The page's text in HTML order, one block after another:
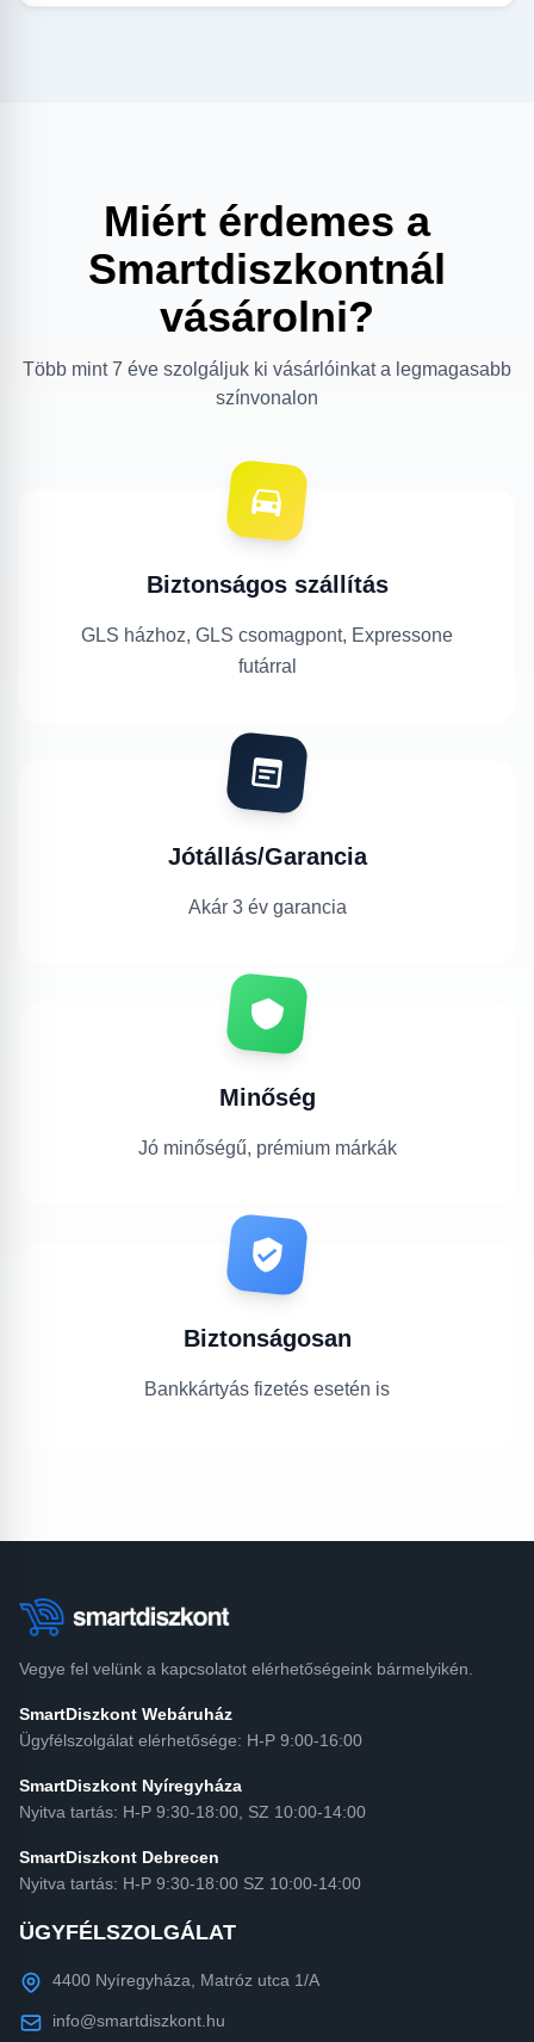
Miért érdemes a
Smartdiszkontnál
vásárolni?
Több mint 7 éve szolgáljuk ki vásárlóinkat a legmagasabb
színvonalon
Biztonságos szállítás
GLS házhoz, GLS csomagpont, Expressone
futárral
Jótállás/Garancia
Akár 3 év garancia
Minőség
Jó minőségű, prémium márkák
Biztonságosan
Bankkártyás fizetés esetén is
Vegye fel velünk a kapcsolatot elérhetőségeink bármelyikén.
SmartDiszkont Webáruház
Ügyfélszolgálat elérhetősége: H-P 9:00-16:00
SmartDiszkont Nyíregyháza
Nyitva tartás: H-P 9:30-18:00, SZ 10:00-14:00
SmartDiszkont Debrecen
Nyitva tartás: H-P 9:30-18:00 SZ 10:00-14:00
ÜGYFÉLSZOLGÁLAT
4400 Nyíregyháza, Matróz utca 1/A
info@smartdiszkont.hu